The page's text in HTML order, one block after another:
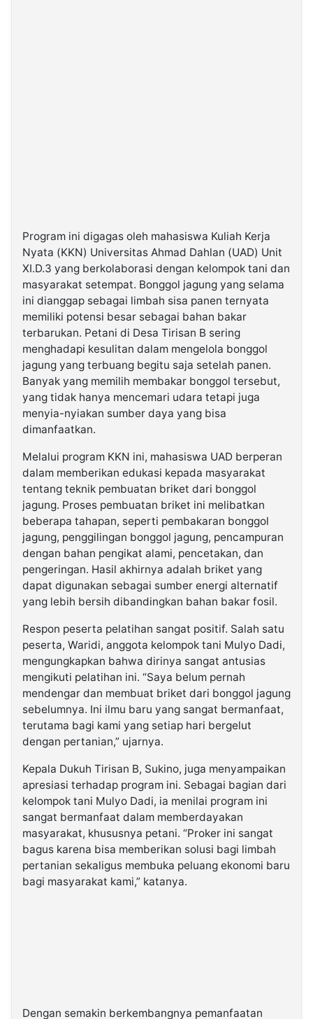
Program ini digagas oleh mahasiswa Kuliah Kerja
Nyata (KKN) Universitas Ahmad Dahlan (UAD) Unit
XI.D.3 yang berkolaborasi dengan kelompok tani dan
masyarakat setempat. Bonggol jagung yang selama
ini dianggap sebagai limbah sisa panen ternyata
memiliki potensi besar sebagai bahan bakar
terbarukan. Petani di Desa Tirisan B sering
menghadapi kesulitan dalam mengelola bonggol
jagung yang terbuang begitu saja setelah panen.
Banyak yang memilih membakar bonggol tersebut,
yang tidak hanya mencemari udara tetapi juga
menyia-nyiakan sumber daya yang bisa
dimanfaatkan.
Melalui program KKN ini, mahasiswa UAD berperan
dalam memberikan edukasi kepada masyarakat
tentang teknik pembuatan briket dari bonggol
jagung. Proses pembuatan briket ini melibatkan
beberapa tahapan, seperti pembakaran bonggol
jagung, penggilingan bonggol jagung, pencampuran
dengan bahan pengikat alami, pencetakan, dan
pengeringan. Hasil akhirnya adalah briket yang
dapat digunakan sebagai sumber energi alternatif
yang lebih bersih dibandingkan bahan bakar fosil.
Respon peserta pelatihan sangat positif. Salah satu
peserta, Waridi, anggota kelompok tani Mulyo Dadi,
mengungkapkan bahwa dirinya sangat antusias
mengikuti pelatihan ini. “Saya belum pernah
mendengar dan membuat briket dari bonggol jagung
sebelumnya. Ini ilmu baru yang sangat bermanfaat,
terutama bagi kami yang setiap hari bergelut
dengan pertanian,” ujarnya.
Kepala Dukuh Tirisan B, Sukino, juga menyampaikan
apresiasi terhadap program ini. Sebagai bagian dari
kelompok tani Mulyo Dadi, ia menilai program ini
sangat bermanfaat dalam memberdayakan
masyarakat, khususnya petani. “Proker ini sangat
bagus karena bisa memberikan solusi bagi limbah
pertanian sekaligus membuka peluang ekonomi baru
bagi masyarakat kami,” katanya.
Dengan semakin berkembangnya pemanfaatan